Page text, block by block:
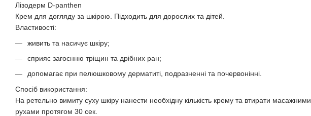
Лізодерм D-panthen
Крем для догляду за шкірою. Підходить для дорослих та дітей.
Властивості:
живить та насичує шкіру;
сприяє загоєнню тріщин та дрібних ран;
допомагає при пелюшковому дерматиті, подразненні та почервонінні.
Спосіб використання:
На ретельно вимиту суху шкіру нанести необхідну кількість крему та втирати масажними
рухами протягом 30 сек.